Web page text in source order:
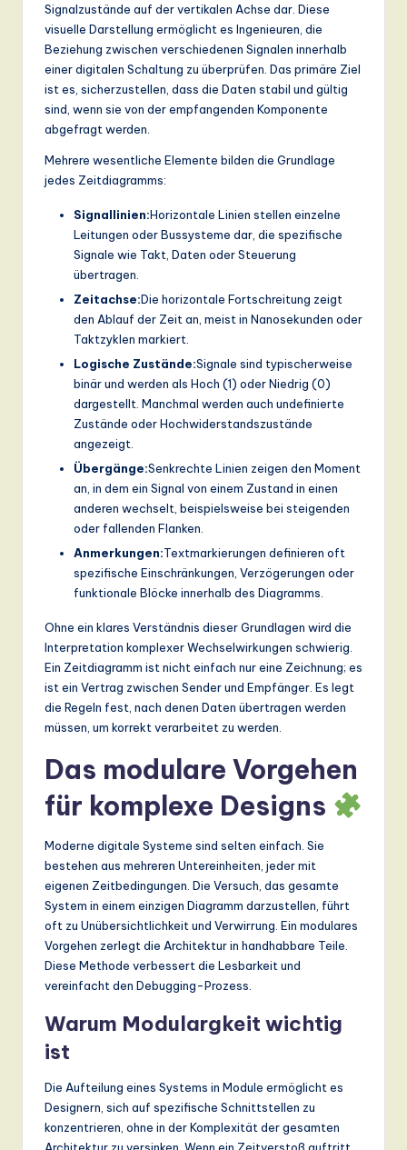
d
D
ig
it
In
Signalzustände auf der vertikalen Achse dar. Diese
visuelle Darstellung ermöglicht es Ingenieuren, die
Beziehung zwischen verschiedenen Signalen innerhalb
einer digitalen Schaltung zu überprüfen. Das primäre Ziel
ist es, sicherzustellen, dass die Daten stabil und gültig
sind, wenn sie von der empfangenden Komponente
abgefragt werden.
Mehrere wesentliche Elemente bilden die Grundlage
jedes Zeitdiagramms:
Signallinien:Horizontale Linien stellen einzelne
Leitungen oder Bussysteme dar, die spezifische
Signale wie Takt, Daten oder Steuerung
übertragen.
Zeitachse:Die horizontale Fortschreitung zeigt
den Ablauf der Zeit an, meist in Nanosekunden oder
Taktzyklen markiert.
Logische Zustände:Signale sind typischerweise
binär und werden als Hoch (1) oder Niedrig (0)
dargestellt. Manchmal werden auch undefinierte
Zustände oder Hochwiderstandszustände
angezeigt.
Übergänge:Senkrechte Linien zeigen den Moment
an, in dem ein Signal von einem Zustand in einen
anderen wechselt, beispielsweise bei steigenden
oder fallenden Flanken.
Anmerkungen:Textmarkierungen definieren oft
spezifische Einschränkungen, Verzögerungen oder
funktionale Blöcke innerhalb des Diagramms.
Ohne ein klares Verständnis dieser Grundlagen wird die
Interpretation komplexer Wechselwirkungen schwierig.
Ein Zeitdiagramm ist nicht einfach nur eine Zeichnung; es
ist ein Vertrag zwischen Sender und Empfänger. Es legt
die Regeln fest, nach denen Daten übertragen werden
müssen, um korrekt verarbeitet zu werden.
Das modulare Vorgehen
für komplexe Designs
Moderne digitale Systeme sind selten einfach. Sie
bestehen aus mehreren Untereinheiten, jeder mit
eigenen Zeitbedingungen. Die Versuch, das gesamte
System in einem einzigen Diagramm darzustellen, führt
oft zu Unübersichtlichkeit und Verwirrung. Ein modulares
Vorgehen zerlegt die Architektur in handhabbare Teile.
Diese Methode verbessert die Lesbarkeit und
vereinfacht den Debugging-Prozess.
Warum Modulargkeit wichtig
ist
Die Aufteilung eines Systems in Module ermöglicht es
Designern, sich auf spezifische Schnittstellen zu
konzentrieren, ohne in der Komplexität der gesamten